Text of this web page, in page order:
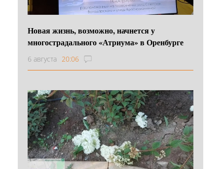
Новая жизнь, возможно, начнется у
многострадального «Атриума» в Оренбурге
6 августа 20:06